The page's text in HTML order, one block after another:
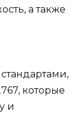
а также
которые
и